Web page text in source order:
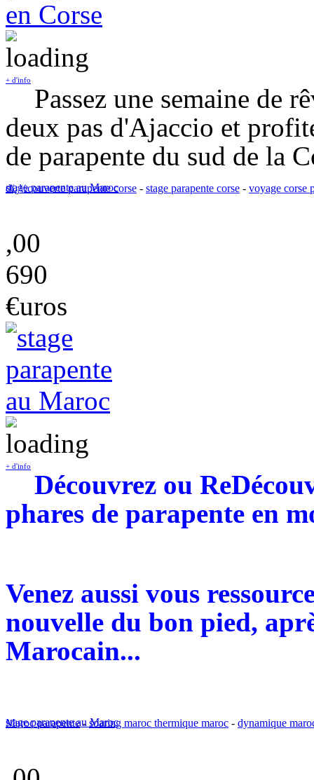
+ d'info
Passez une semaine de
deux pas d'Ajaccio et
de parapente du sud de la
dï¿½couverte parapente corse - stage parapente corse - voyage corse
stage parapente au Maroc
,00
690
€uros
+ d'info
Découvrez ou
phares de parapente en
Venez aussi vous
nouvelle du bon pied,
Marocain...
Maroc parapente-soaring maroc thermique maroc - dynamique
stage parapente au Maroc